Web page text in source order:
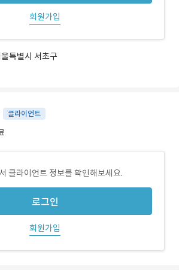
회원가입
특별시 서초구
클라이언트
클라이언트 정보를 확인해보세요.
로그인
회원가입